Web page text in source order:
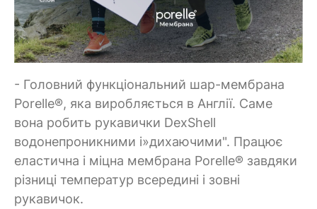
- Головний функціональний шар-мембрана
Porelle®, яка виробляється в Англії. Саме
вона робить рукавички DexShell
водонепроникними і»дихаючими". Працює
еластична і міцна мембрана Porelle® завдяки
різниці температур всередині і зовні
рукавичок.